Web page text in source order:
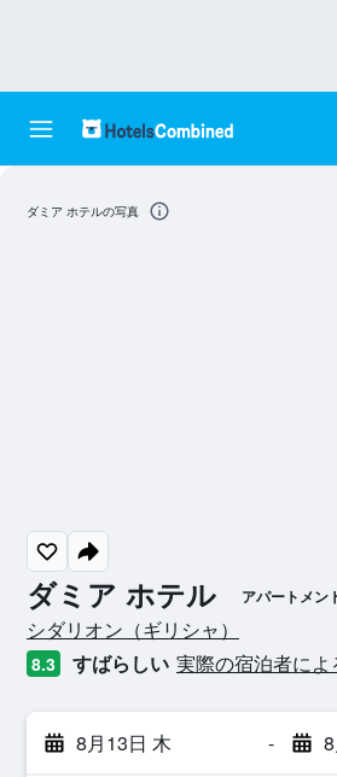
ダミア ホテル アパートメン
0​クラス評価
シダリオン​（ギリシャ​）​
8.3 すばらしい 実際の宿泊者に
8月13日 木 -
ダミア ホテルの写真